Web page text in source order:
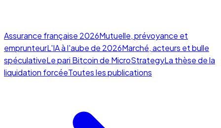
Assurance française 2026Mutuelle, prévoyance et
emprunteurL'IA à l'aube de 2026Marché, acteurs et bulle
spéculativeLe pari Bitcoin de MicroStrategyLa thèse de la
liquidation forcéeToutes les publications